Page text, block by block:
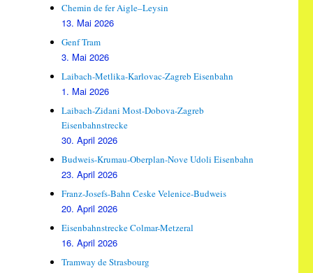
Chemin de fer Aigle–Leysin
13. Mai 2026
Genf Tram
3. Mai 2026
Laibach-Metlika-Karlovac-Zagreb Eisenbahn
1. Mai 2026
Laibach-Zidani Most-Dobova-Zagreb
Eisenbahnstrecke
30. April 2026
Budweis-Krumau-Oberplan-Nove Udoli Eisenbahn
23. April 2026
Franz-Josefs-Bahn Ceske Velenice-Budweis
20. April 2026
Eisenbahnstrecke Colmar-Metzeral
16. April 2026
Tramway de Strasbourg